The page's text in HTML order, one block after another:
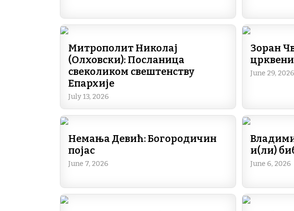
Митрополит Николај
(Олховски): Посланица
свеколиком свештенству
Епархије
July 13, 2026
Зоран
June 29, 2026
Немања Девић: Богородичин
појас
June 7, 2026
и(ли)
June 6, 2026